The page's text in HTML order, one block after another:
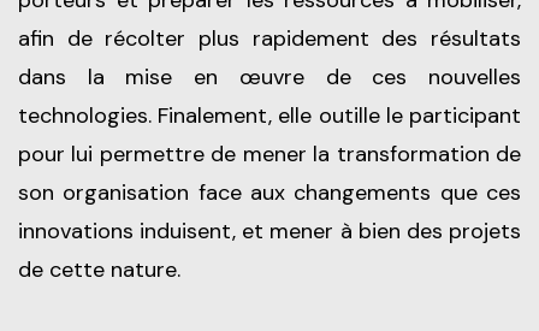
afin de récolter plus rapidement des résultats
dans la mise en œuvre de ces nouvelles
technologies. Finalement, elle outille le participant
pour lui permettre de mener la transformation de
son organisation face aux changements que ces
innovations induisent, et mener à bien des projets
de cette nature.